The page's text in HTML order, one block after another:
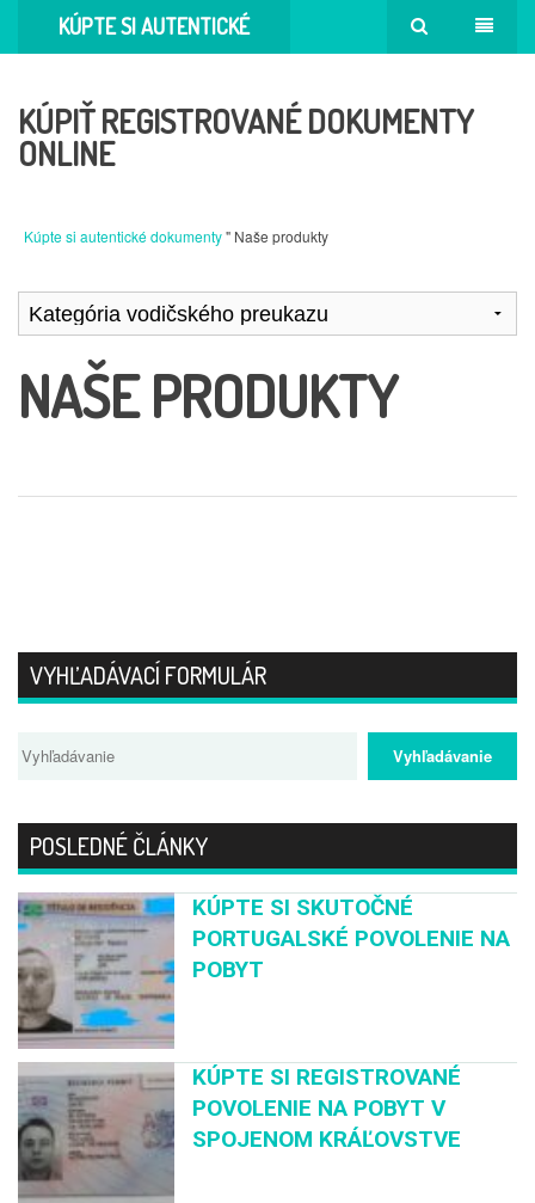
KÚPTE SI AUTENTICKÉ
KÚPIŤ REGISTROVANÉ DOKUMENTY
ONLINE
Kúpte si autentické dokumenty" Naše produkty
NAŠE PRODUKTY
VYHĽADÁVACÍ FORMULÁR
POSLEDNÉ ČLÁNKY
KÚPTE SI SKUTOČNÉ
PORTUGALSKÉ POVOLENIE NA
POBYT
KÚPTE SI REGISTROVANÉ
POVOLENIE NA POBYT V
SPOJENOM KRÁĽOVSTVE